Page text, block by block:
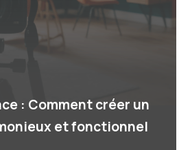
: Comment créer un
et fonctionnel